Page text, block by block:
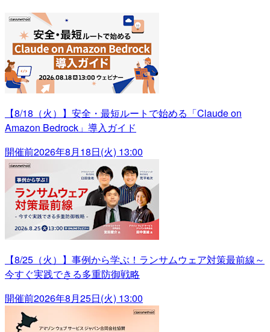
【8/18（火）】安全・最短ルートで始める「Claude on
Amazon Bedrock」導入ガイド
開催前2026年8月18日(火) 13:00
【8/25（火）】事例から学ぶ！ランサムウェア対策最前線～
今すぐ実践できる多重防御戦略
開催前2026年8月25日(火) 13:00